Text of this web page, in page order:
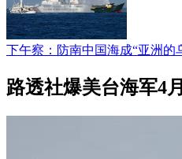
下午察：防南中国海成“亚洲的
路透社爆美台海军4